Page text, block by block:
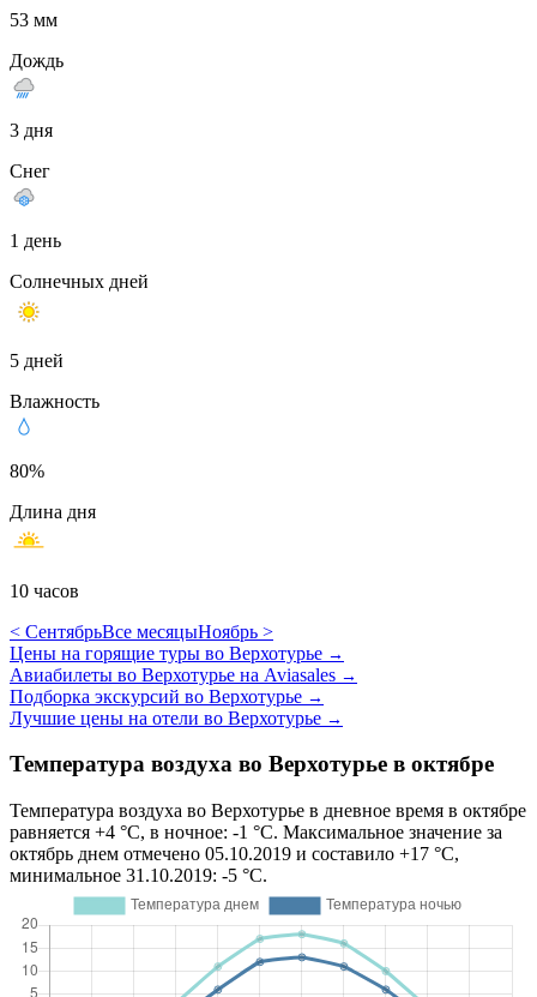
53 мм
Дождь
3 дня
Снег
1 день
Солнечных дней
5 дней
Влажность
80%
Длина дня
10 часов
< СентябрьВсе месяцыНоябрь >
Цены на горящие туры во Верхотурье →
Авиабилеты во Верхотурье на Aviasales →
Подборка экскурсий во Верхотурье →
Лучшие цены на отели во Верхотурье →
Температура воздуха во Верхотурье в октябре
Температура воздуха во Верхотурье в дневное время в октябре
равняется +4 °C, в ночное: -1 °C. Максимальное значение за
октябрь днем отмечено 05.10.2019 и составило +17 °C,
минимальное 31.10.2019: -5 °C.